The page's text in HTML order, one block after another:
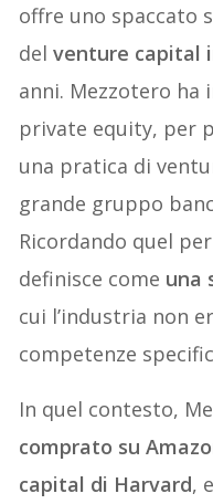
offre uno spaccato
delventure capital
anni. Mezzotero ha
private equity, per
una pratica di
grande gruppo
Ricordando quel
definisce come una
cui l’industria non
competenze
In quel contesto,
comprato su
capital di Harvard,